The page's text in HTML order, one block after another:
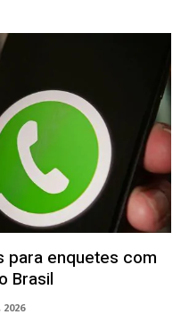
para enquetes com
Brasil